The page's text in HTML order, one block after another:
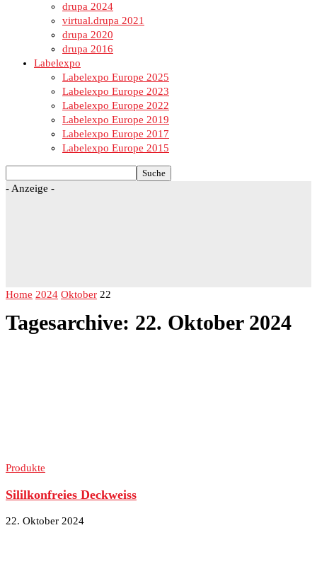
drupa 2024
virtual.drupa 2021
drupa 2020
drupa 2016
Labelexpo
Labelexpo Europe 2025
Labelexpo Europe 2023
Labelexpo Europe 2022
Labelexpo Europe 2019
Labelexpo Europe 2017
Labelexpo Europe 2015
- Anzeige -
Home 2024 Oktober 22
Tagesarchive: 22. Oktober 2024
Produkte
Sililkonfreies Deckweiss
22. Oktober 2024